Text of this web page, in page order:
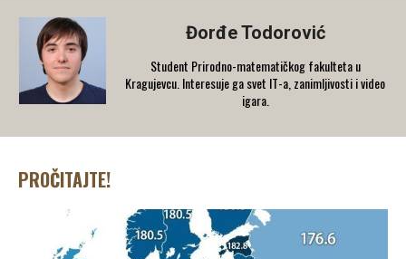
Đorđe Todorović
Student Prirodno-matematičkog fakulteta u
Kragujevcu. Interesuje ga svet IT-a, zanimljivosti i video
igara.
PROČITAJTE!